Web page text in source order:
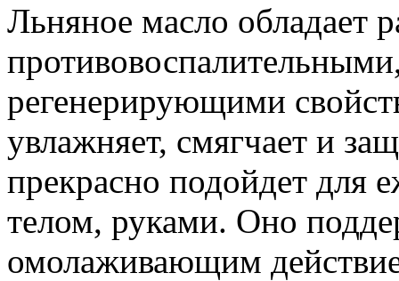
Льняное масло обладает
регенерирующими
увлажняет, смягчает и
прекрасно подойдет для
телом, руками. Оно
омолаживающим